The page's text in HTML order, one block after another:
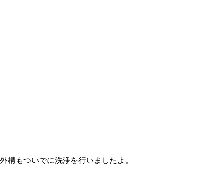
外構もついでに洗浄を行いましたよ。